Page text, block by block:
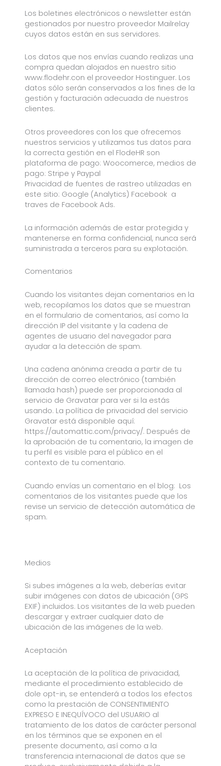
Los boletines electrónicos o newsletter están
gestionados por nuestro proveedor Mailrelay
cuyos datos están en sus servidores.
Los datos que nos envías cuando realizas una
compra quedan alojados en nuestro sitio
www.flodehr.con el proveedor Hostinguer. Los
datos sólo serán conservados a los fines de la
gestión y facturación adecuada de nuestros
clientes.
Otros proveedores con los que ofrecemos
nuestros servicios y utilizamos tus datos para
la correcta gestión en el FlodeHR son
plataforma de pago: Woocomerce, medios de
pago: Stripe y Paypal
Privacidad de fuentes de rastreo utilizadas en
este sitio: Google (Analytics) Facebook a
traves de Facebook Ads.
La información además de estar protegida y
mantenerse en forma confidencial, nunca será
suministrada a terceros para su explotación.
Comentarios
Cuando los visitantes dejan comentarios en la
web, recopilamos los datos que se muestran
en el formulario de comentarios, así como la
dirección IP del visitante y la cadena de
agentes de usuario del navegador para
ayudar a la detección de spam.
Una cadena anónima creada a partir de tu
dirección de correo electrónico (también
llamada hash) puede ser proporcionada al
servicio de Gravatar para ver si la estás
usando. La política de privacidad del servicio
Gravatar está disponible aquí:
https://automattic.com/privacy/. Después de
la aprobación de tu comentario, la imagen de
tu perfil es visible para el público en el
contexto de tu comentario.
Cuando envías un comentario en el blog: Los
comentarios de los visitantes puede que los
revise un servicio de detección automática de
spam.
Medios
Si subes imágenes a la web, deberías evitar
subir imágenes con datos de ubicación (GPS
EXIF) incluidos. Los visitantes de la web pueden
descargar y extraer cualquier dato de
ubicación de las imágenes de la web.
Aceptación
La aceptación de la política de privacidad,
mediante el procedimiento establecido de
dole opt-in, se entenderá a todos los efectos
como la prestación de CONSENTIMIENTO
EXPRESO E INEQUÍVOCO del USUARIO al
tratamiento de los datos de carácter personal
en los términos que se exponen en el
presente documento, así como a la
transferencia internacional de datos que se